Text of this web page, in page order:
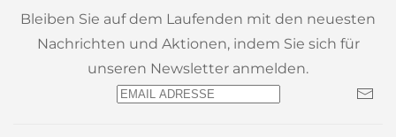
Bleiben Sie auf dem Laufenden mit den neuesten
Nachrichten und Aktionen, indem Sie sich für
unseren Newsletter anmelden.